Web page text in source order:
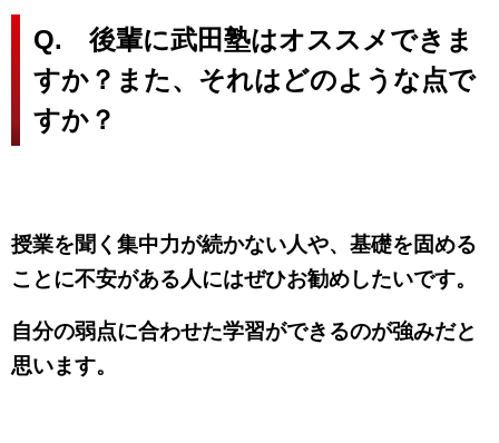
Q. 後輩に武田塾はオススメできま
すか？ また、それはどのような点で
すか？
授業を聞く集中力が続かない人や、基礎を固める
ことに不安がある人にはぜひお勧めしたいです。
自分の弱点に合わせた学習ができるのが強みだと
思います。